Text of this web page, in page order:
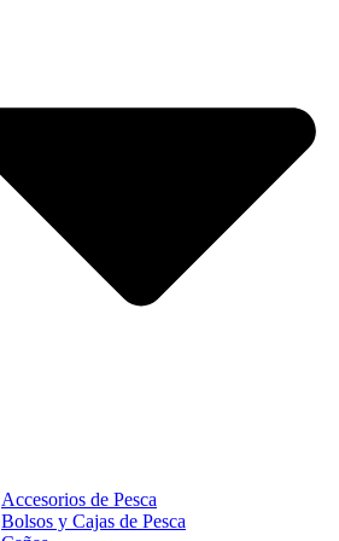
Accesorios de Pesca
Bolsos y Cajas de Pesca